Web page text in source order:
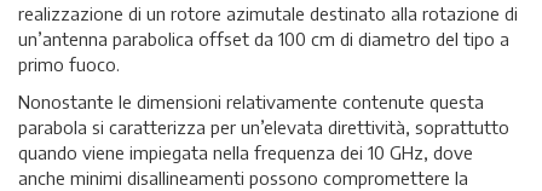
realizzazione di un rotore azimutale destinato alla rotazione di
un’antenna parabolica offset da 100 cm di diametro del tipo a
primo fuoco.
Nonostante le dimensioni relativamente contenute questa
parabola si caratterizza per un’elevata direttività, soprattutto
quando viene impiegata nella frequenza dei 10 GHz, dove
anche minimi disallineamenti possono compromettere la